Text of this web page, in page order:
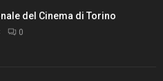
del Cinema di Torino
0